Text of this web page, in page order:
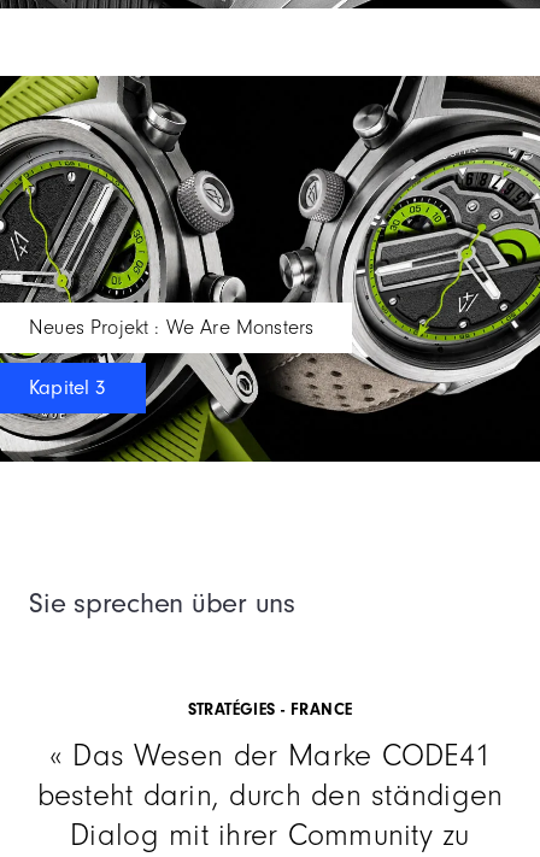
Neues Projekt : We Are Monsters
Kapitel 3
Sie sprechen über uns
STRATÉGIES - FRANCE
Das Wesen der Marke CODE41
besteht darin, durch den ständigen
Dialog mit ihrer Community zu